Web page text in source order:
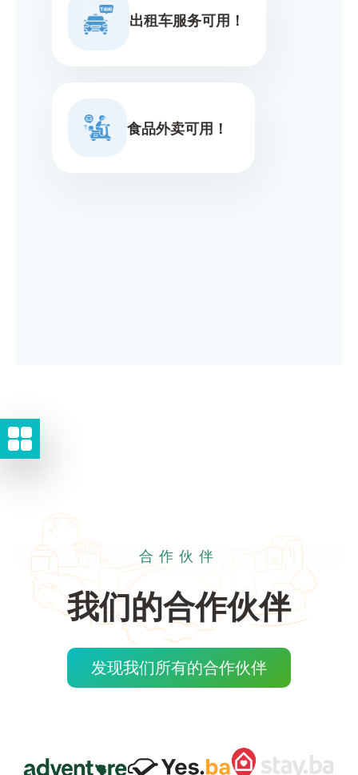
出租车服务可用！
食品外卖可用！
合作伙伴
我们的合作伙伴
发现我们所有的合作伙伴